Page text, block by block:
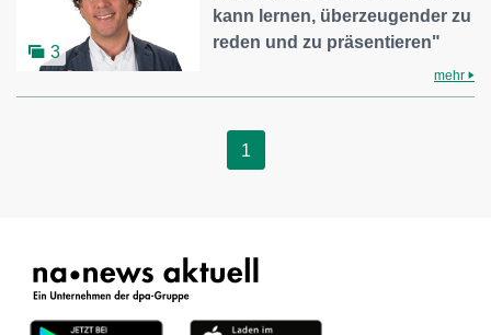
3
kann lernen, überzeugender zu
reden und zu präsentieren"
mehr
1